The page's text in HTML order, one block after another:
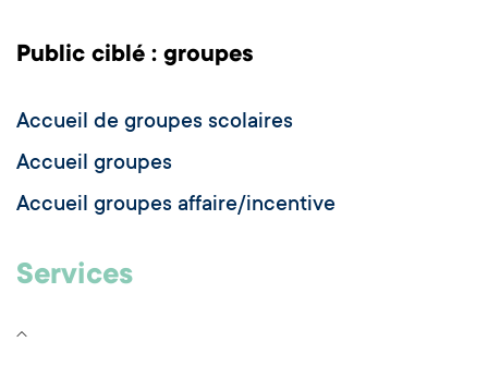
Public ciblé : groupes
Accueil de groupes scolaires
Accueil groupes
Accueil groupes affaire/incentive
Services